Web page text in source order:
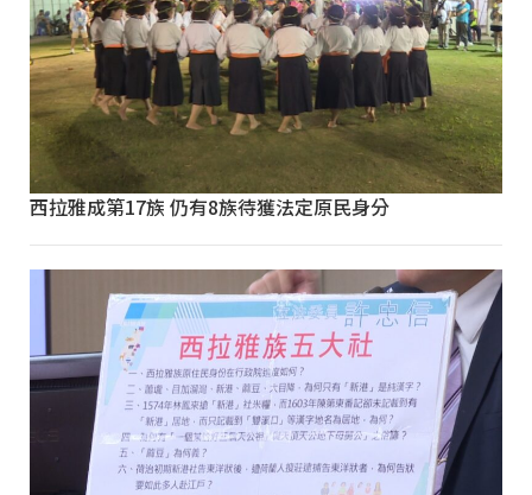
西拉雅成第17族 仍有8族待獲法定原民身分